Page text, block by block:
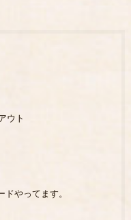
ウト
やってます。